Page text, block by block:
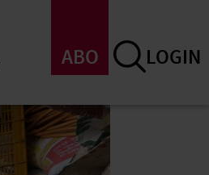
ABO LOGIN